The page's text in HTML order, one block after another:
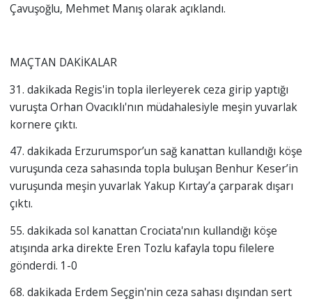
Çavuşoğlu, Mehmet Manış olarak açıklandı.
MAÇTAN DAKİKALAR
31. dakikada Regis'in topla ilerleyerek ceza girip yaptığı
vuruşta Orhan Ovacıklı'nın müdahalesiyle meşin yuvarlak
kornere çıktı.
47. dakikada Erzurumspor’un sağ kanattan kullandığı köşe
vuruşunda ceza sahasında topla buluşan Benhur Keser’in
vuruşunda meşin yuvarlak Yakup Kırtay’a çarparak dışarı
çıktı.
55. dakikada sol kanattan Crociata'nın kullandığı köşe
atışında arka direkte Eren Tozlu kafayla topu filelere
gönderdi. 1-0
68. dakikada Erdem Seçgin'nin ceza sahası dışından sert